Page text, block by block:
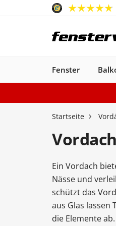
Fenster
Kunststofffenster
Balkontüren
Kunststoff
PSK-Türen
Haustüren
Kunststoff
Rollladen
Konfigurieren
Einzeltor
Anbau
Startseite
Ein Vordach
Nässe und
schützt das
aus Glas lassen
die Elemente